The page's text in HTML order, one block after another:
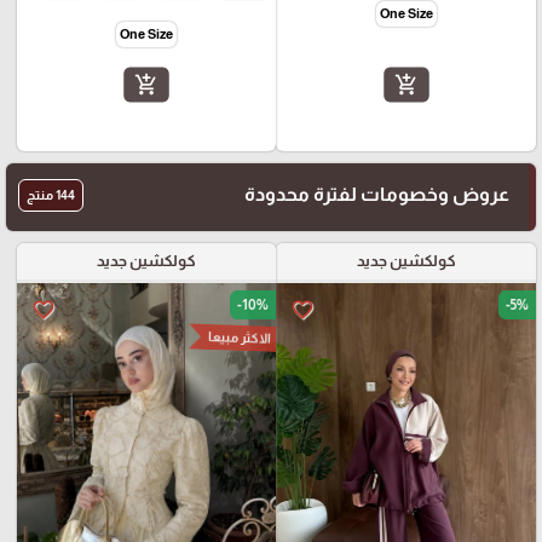
One Size
add_shopping_cart
One Size
add_shopping_cart
عروض وخصومات لفترة محدودة 144 منتج
كولكشين جديد
favorite_border -5%
كولكشين جديد
favorite_border -10%
الاكثر مبيعا